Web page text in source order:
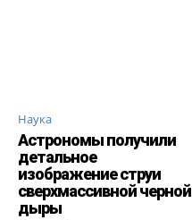
Наука
Астрономы получили
детальное
изображение струи
сверхмассивной черной
дыры